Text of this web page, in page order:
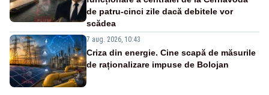
de patru-cinci zile dacă debitele vor
scădea
7 aug. 2026, 10:43
Criza din energie. Cine scapă de măsurile
de raționalizare impuse de Bolojan